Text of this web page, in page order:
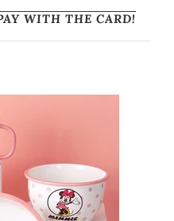
WITH THE CARD!